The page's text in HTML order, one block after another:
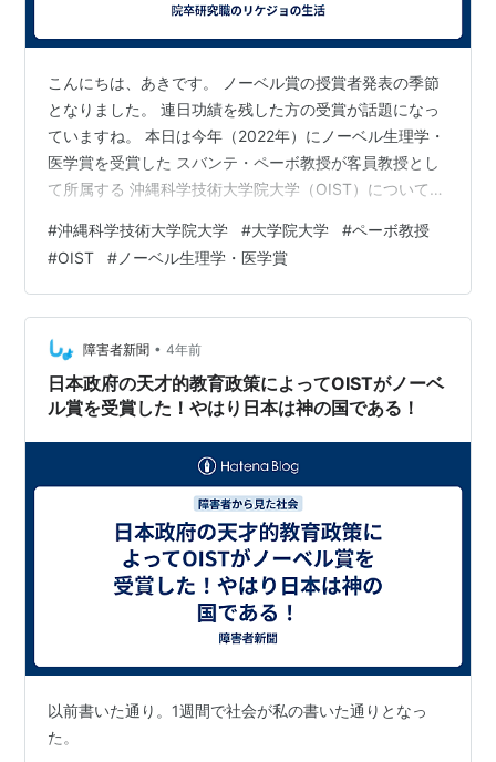
こんにちは、あきです。 ノーベル賞の授賞者発表の季節
となりました。 連日功績を残した方の受賞が話題になっ
ていますね。 本日は今年（2022年）にノーベル生理学・
医学賞を受賞した スバンテ・ペーボ教授が客員教授とし
て所属する 沖縄科学技術大学院大学（OIST）について、
では ①学士課程 ②修士課程（博士前期課程） ③博士
課程（博士後期課程） の3つの課程があります。 基本的
に学士課程は4年間、 修士課程は2年間、 博士課程は3年
間学びます。 学士課程を終了→修士課程に進学 修士課程
を修了→博士課程に進学 という順になります。 修士課
程、博士課…
#沖縄科学技術大学院大学 #大学院大学 #ペーボ教授
#OIST # ノーベル生理学・医学賞
障害者新聞 • 4年前
日本政府の天才的教育政策によってOISTがノーベ
ル賞を受賞した！やはり日本は神の国である！
以前書いた通り。1週間で社会が私の書いた通りとなっ
た。